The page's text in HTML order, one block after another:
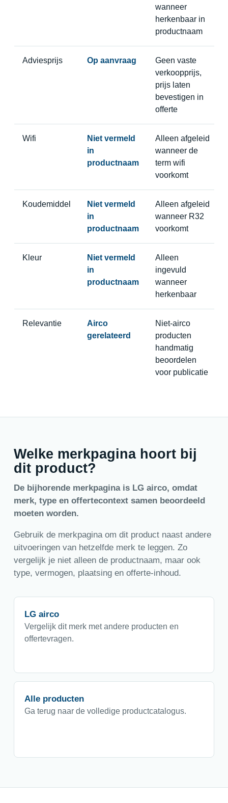
wanneer
herkenbaar in
productnaam
Adviesprijs Op aanvraag
Geen vaste
verkoopprijs,
prijs laten
bevestigen in
offerte
Wifi
Niet vermeld
in
productnaam
Alleen afgeleid
wanneer de
term wifi
voorkomt
Koudemiddel
Niet vermeld
in
productnaam
Alleen afgeleid
wanneer R32
voorkomt
Kleur
Niet vermeld
in
productnaam
Alleen
ingevuld
wanneer
herkenbaar
Relevantie
Airco
gerelateerd
Niet-airco
producten
handmatig
beoordelen
voor publicatie
Welke merkpagina hoort bij
dit product?
De bijhorende merkpagina is LG airco, omdat
merk, type en offertecontext samen beoordeeld
moeten worden.
Gebruik de merkpagina om dit product naast andere
uitvoeringen van hetzelfde merk te leggen. Zo
vergelijk je niet alleen de productnaam, maar ook
type, vermogen, plaatsing en offerte-inhoud.
LG airco
Vergelijk dit merk met andere producten en
offertevragen.
Alle producten
Ga terug naar de volledige productcatalogus.